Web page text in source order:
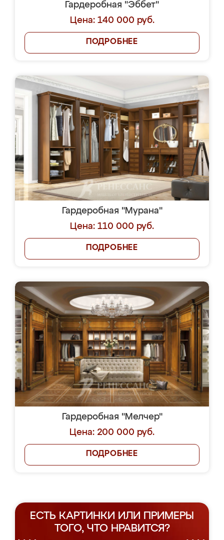
Гардеробная "Эббет"
Цена: 140 000 руб.
ПОДРОБНЕЕ
Гардеробная "Мурана"
Цена: 110 000 руб.
ПОДРОБНЕЕ
Гардеробная "Мелчер"
Цена: 200 000 руб.
ПОДРОБНЕЕ
ЕСТЬ КАРТИНКИ ИЛИ ПРИМЕРЫ
ТОГО, ЧТО НРАВИТСЯ?